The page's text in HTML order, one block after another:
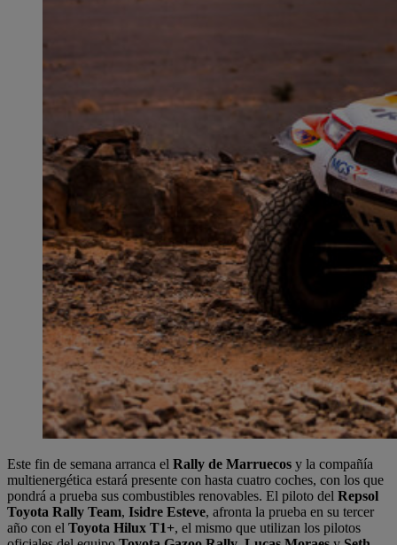
Este fin de semana arranca el Rally de Marruecos y la compañía
multienergética estará presente con hasta cuatro coches, con los que
pondrá a prueba sus combustibles renovables. El piloto del Repsol
Toyota Rally Team, Isidre Esteve, afronta la prueba en su tercer
año con el Toyota Hilux T1+, el mismo que utilizan los pilotos